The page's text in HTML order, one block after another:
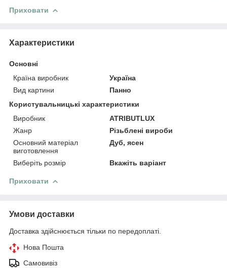
Приховати
Характеристики
Основні
Країна виробник
Україна
Вид картини
Панно
Користувальницькі характеристики
Виробник
ATRIBUTLUX
Жанр
Різьблені вироби
Основний матеріал
виготовлення
Дуб, ясен
Виберіть розмір Вкажіть варіант
Приховати
Умови доставки
Доставка здійснюється тільки по передоплаті.
Нова Пошта
Самовивіз